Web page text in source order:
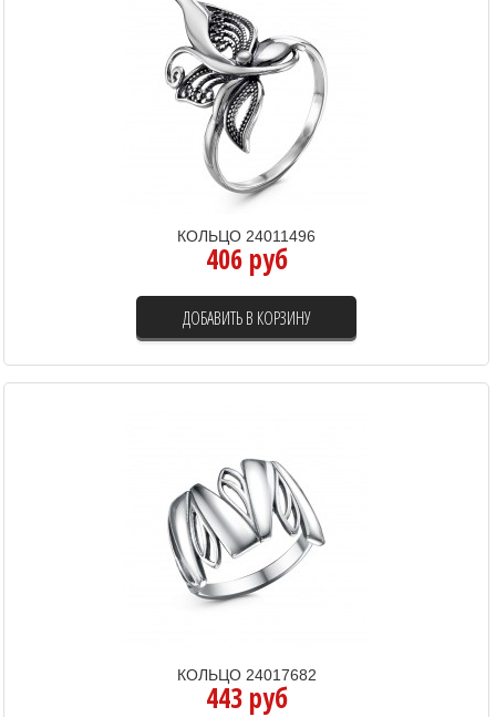
КОЛЬЦО 24011496
406 руб
ДОБАВИТЬ В КОРЗИНУ
КОЛЬЦО 24017682
443 руб